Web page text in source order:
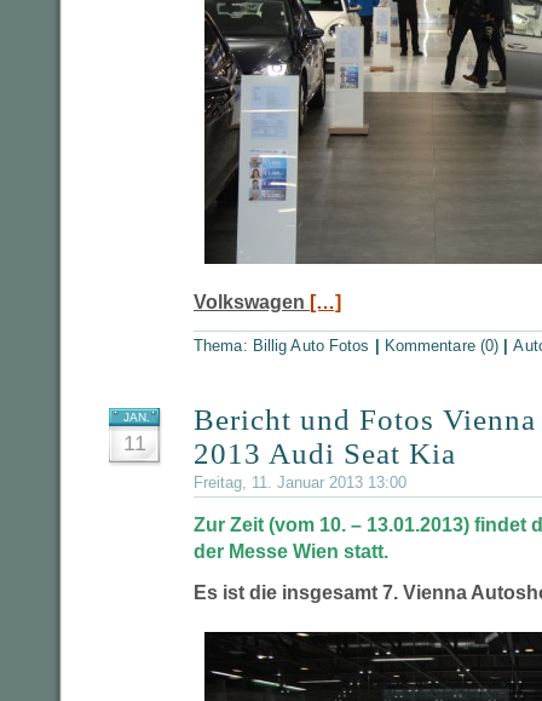
Volkswagen […]
Thema: Billig Auto Fotos Kommentare (0) |
JAN.
11
Bericht und Fotos
2013 Audi Seat Kia
Freitag, 11. Januar 2013 13:00
Zur Zeit (vom 10. – 13.01.2013) findet
der Messe Wien statt.
Es ist die insgesamt 7. Vienna